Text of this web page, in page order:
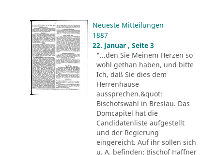
Neueste Mitteilungen
1887
22. Januar , Seite 3
"...den Sie Meinem Herzen so
wohl gethan haben, und bitte
Ich, daß Sie dies dem
Herrenhause
aussprechen.&quot;
Bischofswahl in Breslau. Das
Domcapitel hat die
Candidatenliste aufgestellt
und der Regierung
eingereicht. Auf ihr sollen sich
u. A. befinden: Bischof Haffner